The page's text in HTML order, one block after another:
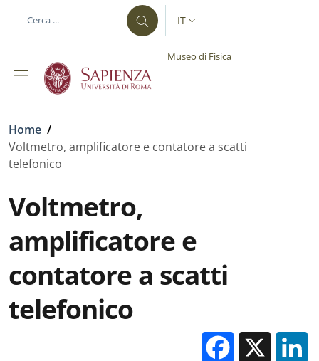
al contenuto principale
SELETTORE LINGUA:
IT
Museo di Fisica
Briciole di pane
Home /
Voltmetro, amplificatore e contatore a scatti
telefonico
Voltmetro,
amplificatore e
contatore a scatti
telefonico
X